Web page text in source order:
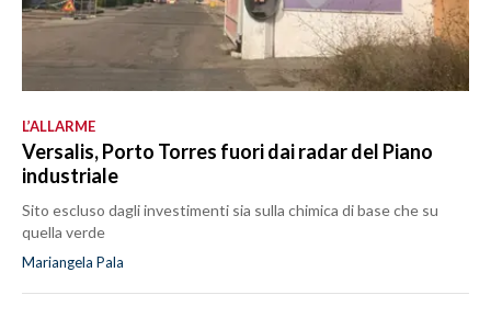
L’ALLARME
Versalis, Porto Torres fuori dai radar del Piano
industriale
Sito escluso dagli investimenti sia sulla chimica di base che su
quella verde
Mariangela Pala